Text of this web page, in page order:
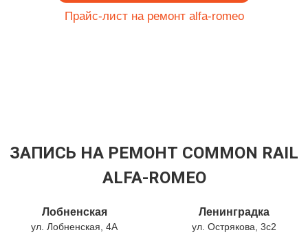
Прайс-лист на ремонт alfa-romeo
ЗАПИСЬ НА РЕМОНТ COMMON RAIL
ALFA-ROMEO
Лобненская
ул. Лобненская, 4А
Ленинградка
ул. Острякова, 3с2